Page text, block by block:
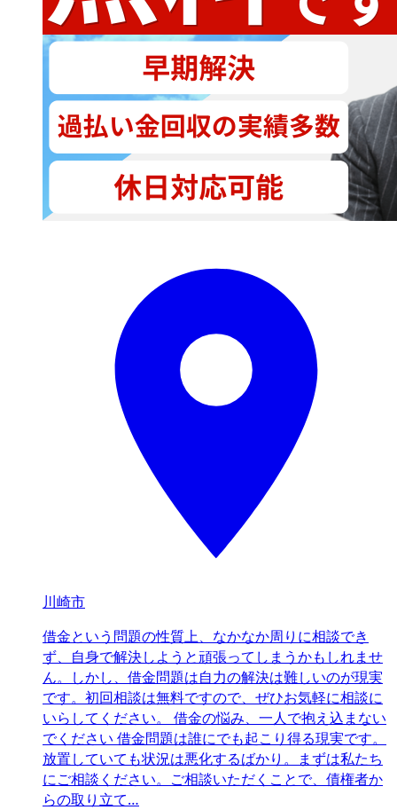
川崎市
借金という問題の性質上、なかなか周りに相談でき
ず、自身で解決しようと頑張ってしまうかもしれませ
ん。しかし、借金問題は自力の解決は難しいのが現実
です。初回相談は無料ですので、ぜひお気軽に相談に
いらしてください。 借金の悩み、一人で抱え込まない
でください ​借金問題は誰にでも起こり得る現実です。
放置していても状況は悪化するばかり。まずは私たち
にご相談ください。ご相談いただくことで、債権者か
らの取り立て…